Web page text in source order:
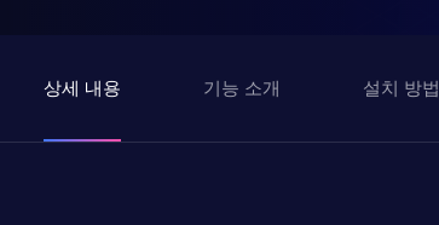
상세 내용 기능 소개 설치 방법